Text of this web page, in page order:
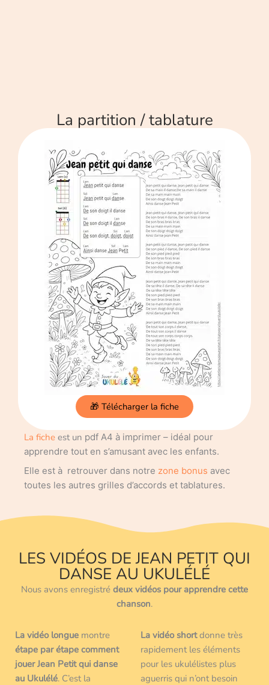
La partition / tablature
🎁 Télécharger la fiche
La fiche est un pdf A4 à imprimer – idéal pour
apprendre tout en s’amusant avec les enfants.
Elle est à retrouver dans notre zone bonus avec
toutes les autres grilles d’accords et tablatures.
LES VIDÉOS DE JEAN PETIT QUI
DANSE AU UKULÉLÉ
Nous avons enregistré deux vidéos pour apprendre cette
chanson.
La vidéo longue montre
étape par étape comment
jouer Jean Petit qui danse
au Ukulélé. C’est la
La vidéo shortdonne très
rapidement les éléments
pour les ukulélistes plus
aguerris qui n’ont besoin